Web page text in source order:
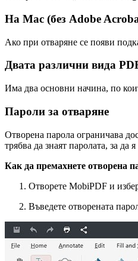
На Mac (без Adobe
Ако при отваряне се появи
Двата различни вида
Има два основни начина, по
Пароли за отваряне
Отворена парола ограничава
трябва да знаят паролата, за да
Как да премахнете отворена
Отворете MobiPDF и
Въведете отворената